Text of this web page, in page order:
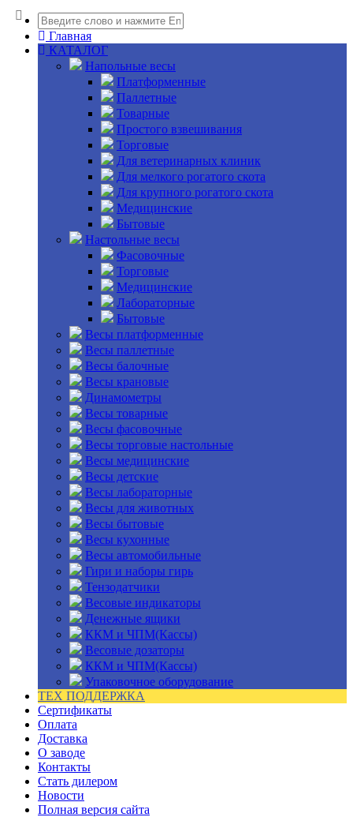
Главная
КАТАЛОГ
Напольные весы
Платформенные
Паллетные
Товарные
Простого взвешивания
Торговые
Для ветеринарных клиник
Для мелкого рогатого скота
Для крупного рогатого скота
Медицинские
Бытовые
Настольные весы
Фасовочные
Торговые
Медицинские
Лабораторные
Бытовые
Весы платформенные
Весы паллетные
Весы балочные
Весы крановые
Динамометры
Весы товарные
Весы фасовочные
Весы торговые настольные
Весы медицинские
Весы детские
Весы лабораторные
Весы для животных
Весы бытовые
Весы кухонные
Весы автомобильные
Гири и наборы гирь
Тензодатчики
Весовые индикаторы
Денежные ящики
ККМ и ЧПМ(Кассы)
Весовые дозаторы
ККМ и ЧПМ(Кассы)
Упаковочное оборудование
ТЕХ ПОДДЕРЖКА
Сертификаты
Оплата
Доставка
О заводе
Контакты
Стать дилером
Новости
Полная версия сайта